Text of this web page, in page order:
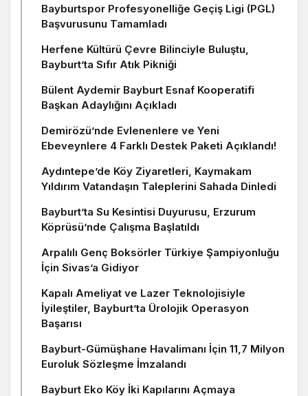
Bayburtspor Profesyonelliğe Geçiş Ligi (PGL)
Başvurusunu Tamamladı
Herfene Kültürü Çevre Bilinciyle Buluştu,
Bayburt’ta Sıfır Atık Pikniği
Bülent Aydemir Bayburt Esnaf Kooperatifi
Başkan Adaylığını Açıkladı
Demirözü’nde Evlenenlere ve Yeni
Ebeveynlere 4 Farklı Destek Paketi Açıklandı!
Aydıntepe’de Köy Ziyaretleri, Kaymakam
Yıldırım Vatandaşın Taleplerini Sahada Dinledi
Bayburt’ta Su Kesintisi Duyurusu, Erzurum
Köprüsü’nde Çalışma Başlatıldı
Arpalılı Genç Boksörler Türkiye Şampiyonluğu
İçin Sivas’a Gidiyor
Kapalı Ameliyat ve Lazer Teknolojisiyle
İyileştiler, Bayburt’ta Ürolojik Operasyon
Başarısı
Bayburt-Gümüşhane Havalimanı İçin 11,7 Milyon
Euroluk Sözleşme İmzalandı
Bayburt Eko Köy İki Kapılarını Açmaya